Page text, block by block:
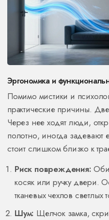
Эргономика и
Помимо мистики и
практические причины.
Через нее ходят люди,
полотно, иногда задевают
стоит слишком близко к
Риск повреждения:
косяк или ручку двери.
тканевых чехлов светлых
Шум: Щелчок замка,